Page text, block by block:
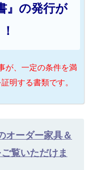
』の発行が
が、一定の条件を満
明する書類です。
オーダー家具＆
覧いただけま